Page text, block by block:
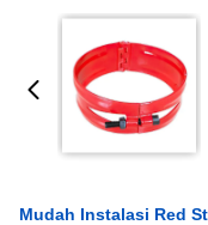
Mudah Instalasi Red